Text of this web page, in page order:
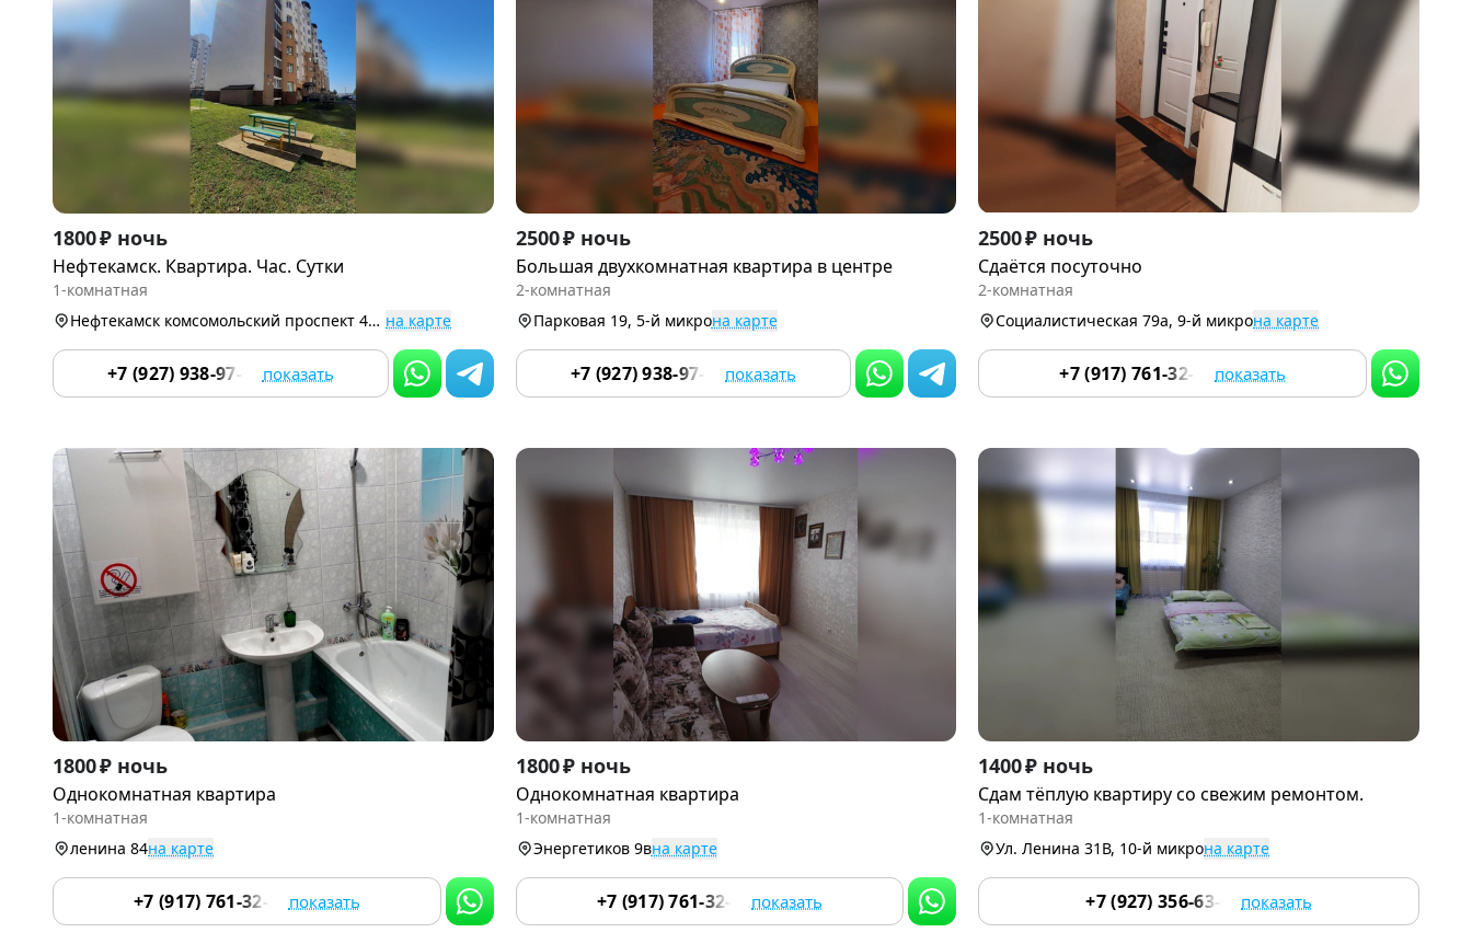
Item
1
of
9
1800 ₽ ночь
Нефтекамск. Квартира. Час. Сутки
1-комнатная
Нефтекамск комсомольский проспект 45д, 24-й микро на карте
+7 (927) 938-97-70 показать
Item
1
of
9
2500 ₽ ночь
Большая двухкомнатная квартира в центре
2-комнатная
Парковая 19, 5-й микрона карте
+7 (927) 938-97-70 показать
Item
1
of
9
2500 ₽ ночь
Сдаётся посуточно
2-комнатная
Социалистическая 79а, 9-й микрона карте
+7 (917) 761-32-33 показать
Item
1
of
1800 ₽ ночь
Однокомнатная квартира
1-комнатная
ленина 84на карте
+7 (917) 761-32-33 показать
Item
1
of
1800 ₽ ночь
Однокомнатная квартира
1-комнатная
Энергетиков 9вна карте
+7 (917) 761-32-33 показать
Item
1
of
1400 ₽ ночь
Сдам тёплую квартиру со свежим ремонтом.
1-комнатная
Ул. Ленина 31В, 10-й микрона карте
+7 (927) 356-63-63 показать